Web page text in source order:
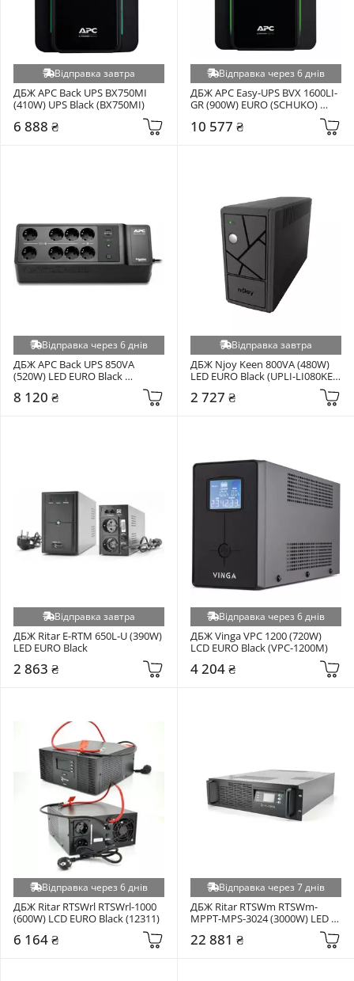
Відправка завтра
ДБЖ APC Back UPS BX750MI
(410W) UPS Black (BX750MI)
6 888 ₴
Відправка через 6 днів
ДБЖ APC Easy-UPS BVX 1600LI-
GR (900W) EURO (SCHUKO)
10 577 ₴
Відправка через 6 днів
ДБЖ APC Back UPS 850VA
(520W) LED EURO Black
8 120 ₴
Відправка завтра
ДБЖ Njoy Keen 800VA (480W)
LED EURO Black (UPLI-LI080KE-
2 727 ₴
Відправка завтра
ДБЖ Ritar E-RTM 650L-U (390W)
LED EURO Black
2 863 ₴
Відправка через 6 днів
ДБЖ Vinga VPC 1200 (720W)
LCD EURO Black (VPC-1200M)
4 204 ₴
Відправка через 6 днів
ДБЖ Ritar RTSWrl RTSWrl-1000
(600W) LCD EURO Black (12311)
6 164 ₴
Відправка через 7 днів
ДБЖ Ritar RTSWm RTSWm-
MPPT-MPS-3024 (3000W) LED
22 881 ₴